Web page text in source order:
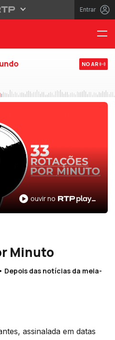
Entrar
NO AR
ouvir no
Minuto
das notícias da meia-
assinalada em datas